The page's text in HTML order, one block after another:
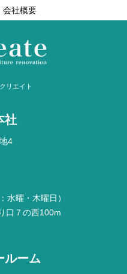
会社概要
リエイト
社
4
水曜・木曜日）
口７の西100m
ルーム